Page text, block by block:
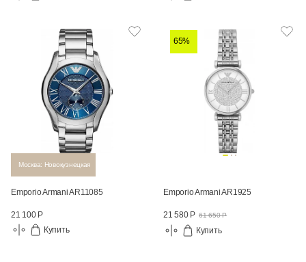
Москва: Новокузнецкая
Emporio Armani AR11085
21 100 Р
Купить
65%
Emporio Armani AR1925
21 580 Р 61 650 Р
Купить